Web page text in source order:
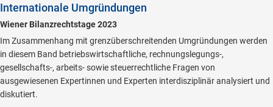
Internationale Umgründungen
Wiener Bilanzrechtstage 2023
Im Zusammenhang mit grenzüberschreitenden Umgründungen werden
in diesem Band betriebswirtschaftliche, rechnungslegungs-,
gesellschafts-, arbeits- sowie steuerrechtliche Fragen von
ausgewiesenen Expertinnen und Experten interdisziplinär analysiert und
diskutiert.